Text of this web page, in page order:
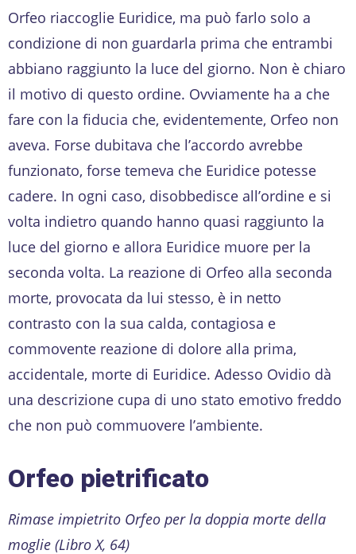
Orfeo riaccoglie Euridice, ma può farlo solo a
condizione di non guardarla prima che entrambi
abbiano raggiunto la luce del giorno. Non è chiaro
il motivo di questo ordine. Ovviamente ha a che
fare con la fiducia che, evidentemente, Orfeo non
aveva. Forse dubitava che l’accordo avrebbe
funzionato, forse temeva che Euridice potesse
cadere. In ogni caso, disobbedisce all’ordine e si
volta indietro quando hanno quasi raggiunto la
luce del giorno e allora Euridice muore per la
seconda volta. La reazione di Orfeo alla seconda
morte, provocata da lui stesso, è in netto
contrasto con la sua calda, contagiosa e
commovente reazione di dolore alla prima,
accidentale, morte di Euridice. Adesso Ovidio dà
una descrizione cupa di uno stato emotivo freddo
che non può commuovere l’ambiente.
Orfeo pietrificato
Rimase impietrito Orfeo per la doppia morte della
moglie (Libro X, 64)